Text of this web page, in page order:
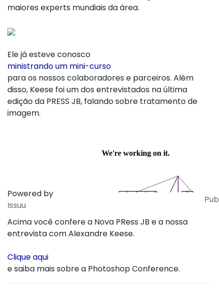
maiores experts mundiais da área.
Ele já esteve conosco
ministrando um mini-curso
para os nossos colaboradores e parceiros. Além
disso, Keese foi um dos entrevistados na última
edição da PRESS JB, falando sobre tratamento de
imagem.
Powered by
Issuu
Acima você confere a Nova PRess JB e a nossa
entrevista com Alexandre Keese.
Clique aqui
e saiba mais sobre a Photoshop Conference.